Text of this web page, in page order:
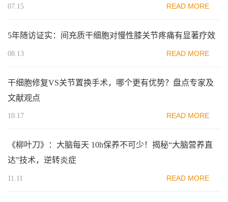
07.15 READ MORE
5年随访证实：间充质干细胞对慢性膝关节疼痛有显著疗效
08.13 READ MORE
干细胞修复VS关节置换手术，哪个更有优势？盘点专家及
文献观点
10.17 READ MORE
《柳叶刀》：大脑每天 10h保养不可少！揭秘“大脑营养直
达”技术，逆转炎症
11.11 READ MORE